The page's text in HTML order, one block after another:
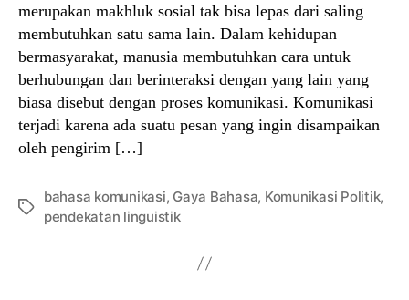
merupakan makhluk sosial tak bisa lepas dari saling
membutuhkan satu sama lain. Dalam kehidupan
bermasyarakat, manusia membutuhkan cara untuk
berhubungan dan berinteraksi dengan yang lain yang
biasa disebut dengan proses komunikasi. Komunikasi
terjadi karena ada suatu pesan yang ingin disampaikan
oleh pengirim […]
Tags
bahasa komunikasi, Gaya Bahasa, Komunikasi Politik,
pendekatan linguistik